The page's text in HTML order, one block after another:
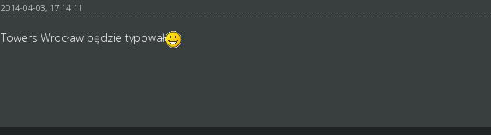
2014-04-03, 17:14:11
Towers Wrocław będzie typował